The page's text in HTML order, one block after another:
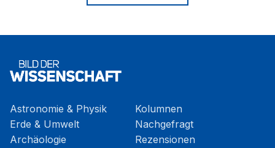
Astronomie & Physik
Erde & Umwelt
Archäologie
Kolumnen
Nachgefragt
Rezensionen